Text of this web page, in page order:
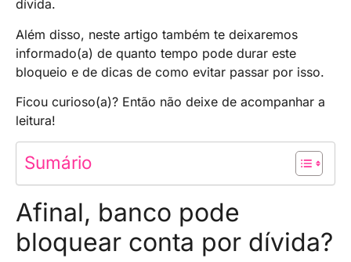
dívida.
Além disso, neste artigo também te deixaremos
informado(a) de quanto tempo pode durar este
bloqueio e de dicas de como evitar passar por isso.
Ficou curioso(a)? Então não deixe de acompanhar a
leitura!
Sumário
Afinal, banco pode
bloquear conta por dívida?